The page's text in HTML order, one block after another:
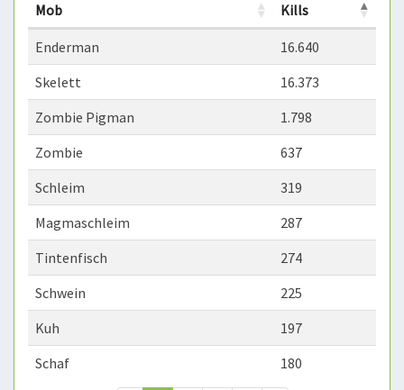
Mob Kills
Enderman
16.640
Skelett
16.373
Zombie Pigman
1.798
Zombie
637
Schleim
319
Magmaschleim
287
Tintenfisch
274
Schwein
225
Kuh
197
Schaf
180